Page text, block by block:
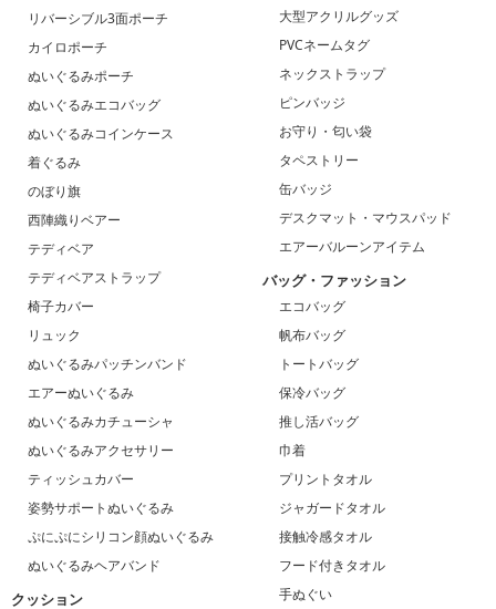
リバーシブル3面ポーチ
カイロポーチ
ぬいぐるみポーチ
ぬいぐるみエコバッグ
ぬいぐるみコインケース
着ぐるみ
のぼり旗
西陣織りベアー
テディベア
テディベアストラップ
椅子カバー
リュック
ぬいぐるみパッチンバンド
エアーぬいぐるみ
ぬいぐるみカチューシャ
ぬいぐるみアクセサリー
ティッシュカバー
姿勢サポートぬいぐるみ
ぷにぷにシリコン顔ぬいぐるみ
ぬいぐるみヘアバンド
クッション
大型アクリルグッズ
PVCネームタグ
ネックストラップ
ピンバッジ
お守り・匂い袋
タペストリー
缶バッジ
デスクマット・マウスパッド
エアーバルーンアイテム
バッグ・ファッション
エコバッグ
帆布バッグ
トートバッグ
保冷バッグ
推し活バッグ
巾着
プリントタオル
ジャガードタオル
接触冷感タオル
フード付きタオル
手ぬぐい